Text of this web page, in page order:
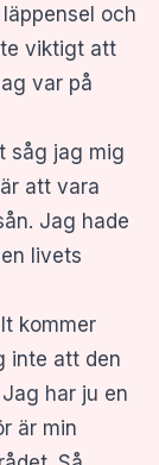
och
viktigt att
var på
såg jag mig
att vara
Jag hade
livets
kommer
inte att den
har ju en
är min